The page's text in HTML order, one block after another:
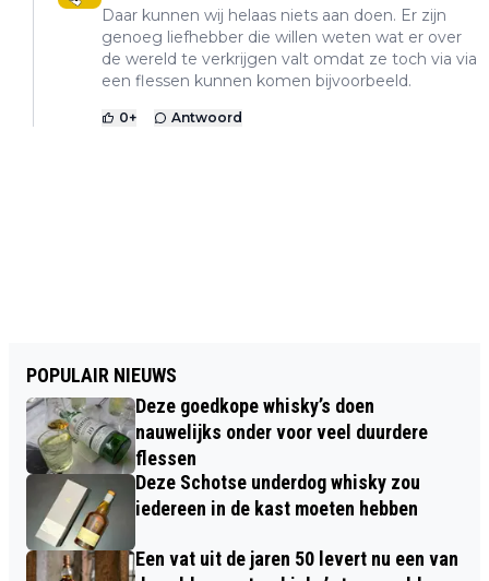
Daar kunnen wij helaas niets aan doen. Er zijn
genoeg liefhebber die willen weten wat er over
de wereld te verkrijgen valt omdat ze toch via via
een flessen kunnen komen bijvoorbeeld.
0+ Antwoord
POPULAIR NIEUWS
Deze goedkope whisky’s doen
nauwelijks onder voor veel duurdere
flessen
Deze Schotse underdog whisky zou
iedereen in de kast moeten hebben
Een vat uit de jaren 50 levert nu een van